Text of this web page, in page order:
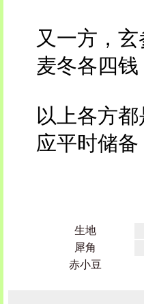
又一方，
麦冬各四
以上各方
应平时储
生地
犀角
赤小豆